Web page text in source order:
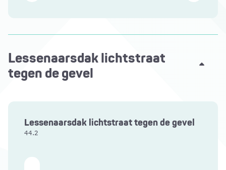
Lessenaarsdak lichtstraat
tegen de gevel
Lessenaarsdak lichtstraat tegen de gevel
44.2